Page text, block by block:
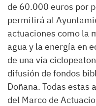
de 60.000 euros por
permitirá al
actuaciones como la
agua y la energía en
de una vía
difusión de fondos
Doñana. Todas estas
del Marco de